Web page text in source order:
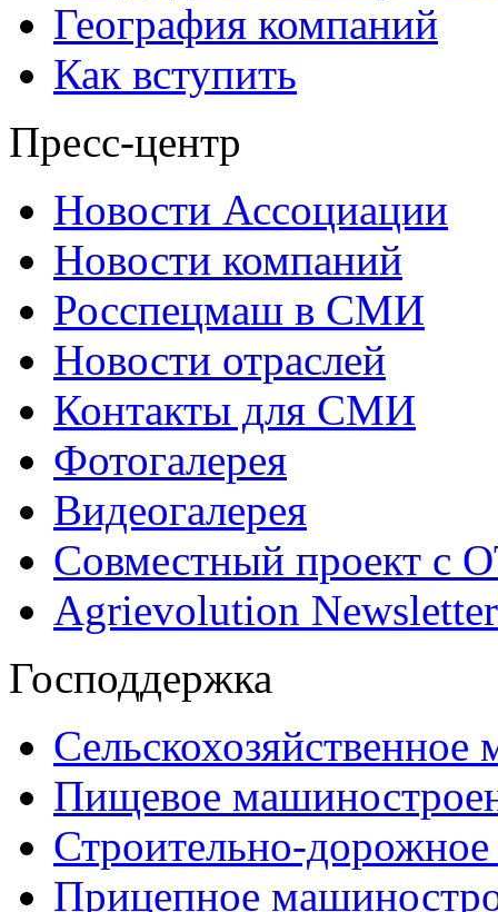
География компаний
Как вступить
Пресс-центр
Новости Ассоциации
Новости компаний
Росспецмаш в СМИ
Новости отраслей
Контакты для СМИ
Фотогалерея
Видеогалерея
Совместный проект с
Agrievolution Newsletter
Господдержка
Пищевое
Строительно-
Прицепное